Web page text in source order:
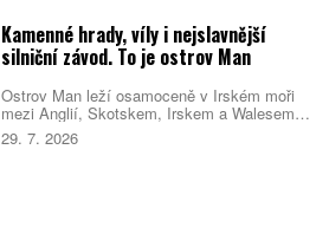
Kamenné hrady, víly i nejslavnější
silniční závod. To je ostrov Man
Ostrov Man leží osamoceně v Irském moři
mezi Anglií, Skotskem, Irskem a Walesem.
Nabízí dramatické pobřeží, zelená údolí,
staré hrady i příběhy o vílách a přízracích.
29. 7. 2026